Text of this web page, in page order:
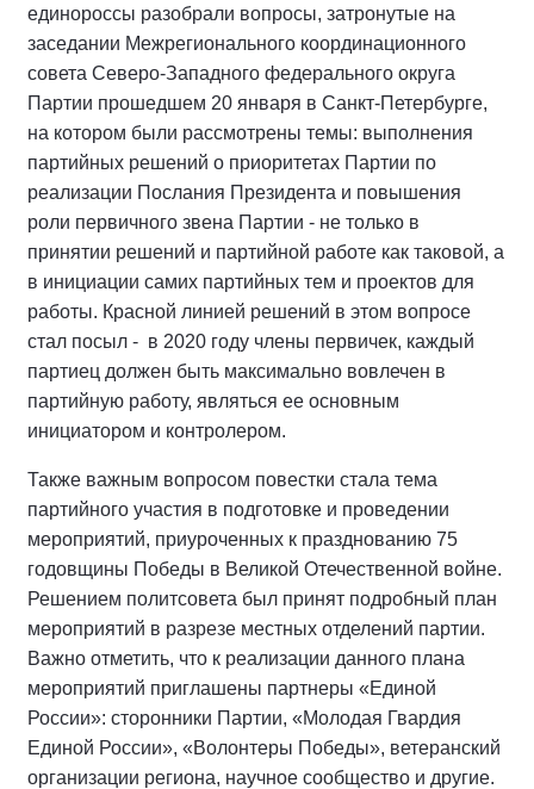
единороссы разобрали вопросы, затронутые на
заседании Межрегионального координационного
совета Северо-Западного федерального округа
Партии прошедшем 20 января в Санкт-Петербурге,
на котором были рассмотрены темы: выполнения
партийных решений о приоритетах Партии по
реализации Послания Президента и повышения
роли первичного звена Партии - не только в
принятии решений и партийной работе как таковой, а
в инициации самих партийных тем и проектов для
работы. Красной линией решений в этом вопросе
стал посыл - в 2020 году члены первичек, каждый
партиец должен быть максимально вовлечен в
партийную работу, являться ее основным
инициатором и контролером.
Также важным вопросом повестки стала тема
партийного участия в подготовке и проведении
мероприятий, приуроченных к празднованию 75
годовщины Победы в Великой Отечественной войне.
Решением политсовета был принят подробный план
мероприятий в разрезе местных отделений партии.
Важно отметить, что к реализации данного плана
мероприятий приглашены партнеры «Единой
России»: сторонники Партии, «Молодая Гвардия
Единой России», «Волонтеры Победы», ветеранский
организации региона, научное сообщество и другие.